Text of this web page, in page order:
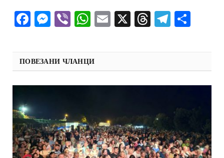
Facebook
Messenger
ViberWhatsApp
Email
X Threads
ПОВЕЗАНИ ЧЛАНЦИ